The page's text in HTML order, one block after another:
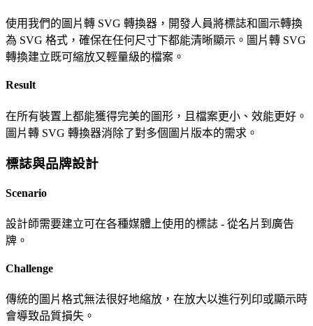
使用我們的圖片轉 SVG 轉換器，開發人員將標誌和圖示轉換
為 SVG 格式，確保在任何尺寸下都能清晰顯示。圖片轉 SVG
轉換建立既可縮放又輕量級的檔案。
Result
在所有裝置上都能獲得完美的圖形，且檔案更小、效能更好。
圖片轉 SVG 轉換器消除了對多個圖片版本的需求。
標誌與品牌設計
Scenario
設計師需要建立可在各種媒體上使用的標誌 - 從名片到廣告
牌。
Challenge
傳統的圖片格式無法很好地縮放，在放大以進行列印或顯示時
會導致品質損失。